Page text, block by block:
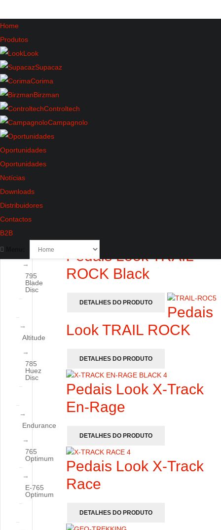
Home
Produtos
Look
Supacaz
Corima
Birzman
Controltech
Campagnolo
Oportunidades
Oportunidades
Notícias
Downloads
Distribuidores
Contactos
B2B
Home Pedais
MONTANHA
Resultados 19 - 34 de 34
Pedais Look TRAIL
ROCK Black
DETALHES DO PRODUTO
Pedais
Look TRAIL ROCK
DETALHES DO PRODUTO
Pedais Look X-Track
En-Rage
DETALHES DO PRODUTO
Pedais Look X-Track
Race
DETALHES DO PRODUTO
L
O
K
Bicicletas
Estrada
RS
795
Blade
Disc
Altitude
785
Huez
Disc
Endurance
765
Optimum
E-765
Optimum